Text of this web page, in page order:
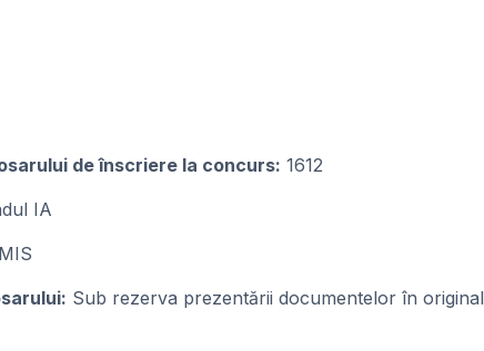
de înscriere la concurs: 1612
IA
Sub rezerva prezentării documentelor în original